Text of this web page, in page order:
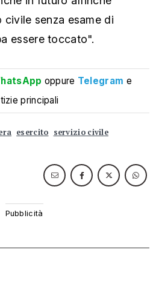
senza esame di
essere toccato".
oppure Telegram e
principali
esercito servizio civile